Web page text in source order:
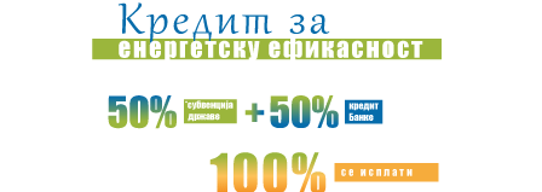
15:12:Đilas priznao ono što opozicija ne želi da čuje! Progovorio
o...
15:10:AI neće ugasiti sva radna mesta: Ovo su najtraženiji
poslovi u ...
Zelenski iz Beograda poručio da ne menjaju stav o tzv.